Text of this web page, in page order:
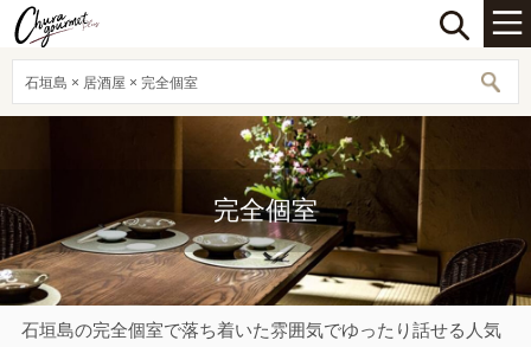
石垣島 × 居酒屋 × 完全個室
完全個室
石垣島の完全個室で落ち着いた雰囲気でゆったり話せる人気